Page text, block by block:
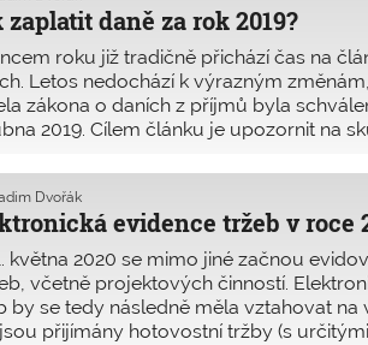
nad Nisou.
zaplatit daně za rok 2019?
roku již tradičně přichází čas na
Letos nedochází k výrazným
zákona o daních z příjmů byla
2019. Cílem článku je upozornit na
povinností za rok 2019. Tento
text zákonů ani veškeré výklady k
poukazuje na problémy, se kterými je
evidence tržeb v roce
Dvořák
května 2020 se mimo jiné začnou
včetně projektových činností.
by se tedy následně měla vztahovat na
přijímány hotovostní tržby (s